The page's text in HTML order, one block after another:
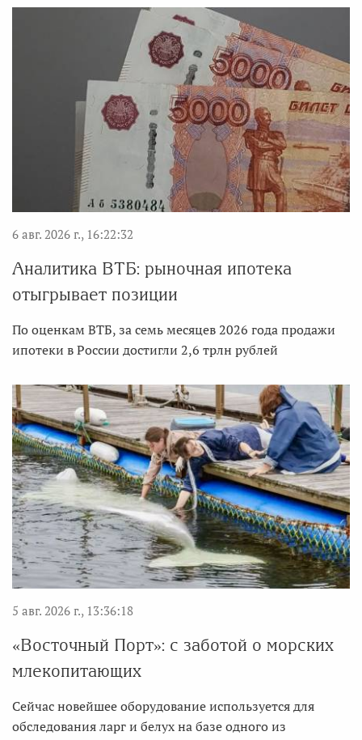
6 авг. 2026 г., 16:22:32
Аналитика ВТБ: рыночная ипотека
отыгрывает позиции
По оценкам ВТБ, за семь месяцев 2026 года продажи
ипотеки в России достигли 2,6 трлн рублей
5 авг. 2026 г., 13:36:18
«Восточный Порт»: с заботой о морских
млекопитающих
Сейчас новейшее оборудование используется для
обследования ларг и белух на базе одного из